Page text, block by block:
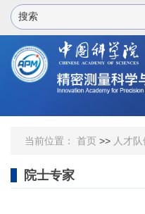
当前位置： 首页 >> 人才队
院士专家